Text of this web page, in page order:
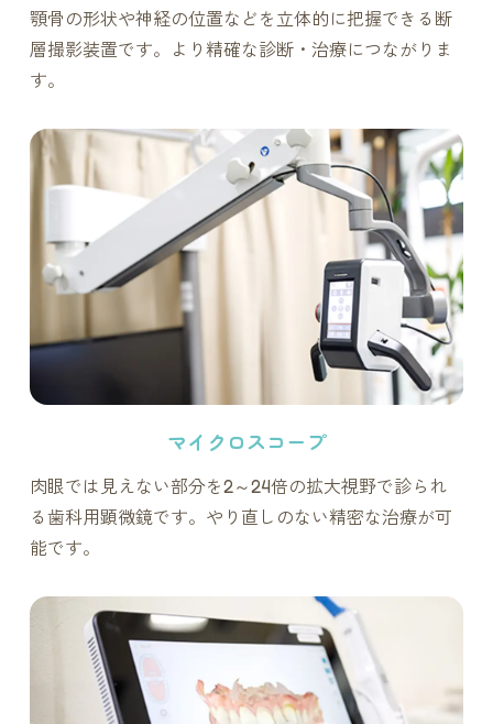
顎骨の形状や神経の位置などを立体的に把握できる断
層撮影装置です。より精確な診断・治療につながりま
す。
マイクロスコープ
肉眼では見えない部分を2～24倍の拡大視野で診られ
る歯科用顕微鏡です。やり直しのない精密な治療が可
能です。